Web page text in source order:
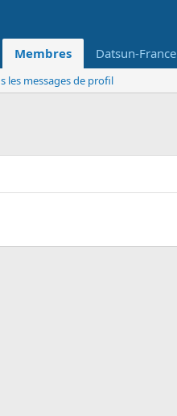
Membres Datsun-France
les messages de profil